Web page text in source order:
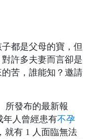
都是父母的寶，但
許多夫妻而言卻是
苦，誰能知？邀請
所發布的最新報
年人曾經患有不孕
就有 1 人面臨無法